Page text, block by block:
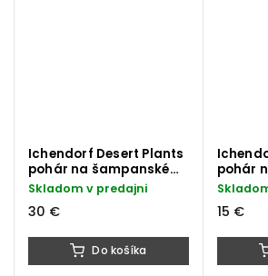
Ichendorf Desert Plants
pohár na šampanské
kaktus zelený 300 ml
Skladom v predajni
30 €
Do košíka
pohár
15 €